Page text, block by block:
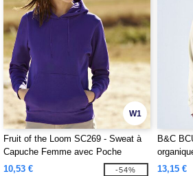
W1
Fruit of the Loom SC269 - Sweat à
Capuche Femme avec Poche
Kangourou
10,53 € -54%
B&C
13,15 €